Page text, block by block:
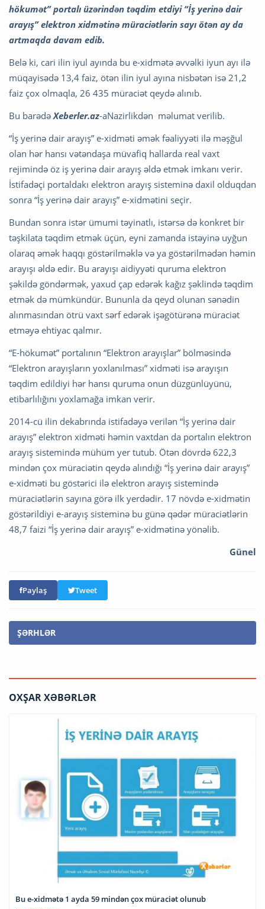
hökumət” portalı üzərindən təqdim etdiyi “İş yerinə dair
arayış” elektron xidmətinə müraciətlərin sayı ötən ay da
artmaqda davam edib.
Belə ki, cari ilin iyul ayında bu e-xidmətə əvvəlki iyun ayı ilə
müqayisədə 13,4 faiz, ötən ilin iyul ayına nisbətən isə 21,2
faiz çox olmaqla, 26 435 müraciət qeydə alınıb.
Bu barədə Xeberler.az-aNazirlikdən məlumat verilib.
“İş yerinə dair arayış” e-xidməti əmək fəaliyyəti ilə məşğul
olan hər hansı vətəndaşa müvafiq hallarda real vaxt
rejimində öz iş yerinə dair arayış əldə etmək imkanı verir.
İstifadəçi portaldakı elektron arayış sisteminə daxil olduqdan
sonra “İş yerinə dair arayış” e-xidmətini seçir.
Bundan sonra istər ümumi təyinatlı, istərsə də konkret bir
təşkilata təqdim etmək üçün, eyni zamanda istəyinə uyğun
olaraq əmək haqqı göstərilməklə və ya göstərilmədən həmin
arayışı əldə edir. Bu arayışı aidiyyəti quruma elektron
şəkildə göndərmək, yaxud çap edərək kağız şəklində təqdim
etmək də mümkündür. Bununla da qeyd olunan sənədin
alınmasından ötrü vaxt sərf edərək işəgötürənə müraciət
etməyə ehtiyac qalmır.
“E-hökumət” portalının “Elektron arayışlar” bölməsində
“Elektron arayışların yoxlanılması” xidməti isə arayışın
təqdim edildiyi hər hansı quruma onun düzgünlüyünü,
etibarlılığını yoxlamağa imkan verir.
2014-cü ilin dekabrında istifadəyə verilən “İş yerinə dair
arayış” elektron xidməti həmin vaxtdan da portalın elektron
arayış sistemində mühüm yer tutub. Ötən dövrdə 622,3
mindən çox müraciətin qeydə alındığı “İş yerinə dair arayış”
e-xidməti bu göstərici ilə elektron arayış sistemində
müraciətlərin sayına görə ilk yerdədir. 17 növdə e-xidmətin
göstərildiyi e-arayış sisteminə bu günə qədər müraciətlərin
48,7 faizi “İş yerinə dair arayış” e-xidmətinə yönəlib.
Günel
Paylaş Tweet
ŞƏRHLƏR
OXŞAR XƏBƏRLƏR
Bu e-xidmətə 1 ayda 59 mindən çox müraciət olunub